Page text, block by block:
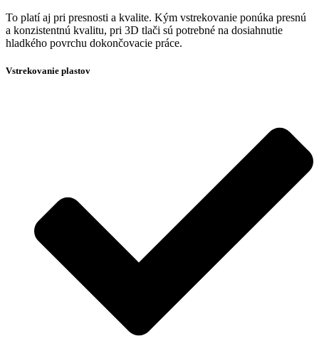
To platí aj pri presnosti a kvalite. Kým vstrekovanie ponúka presnú
a konzistentnú kvalitu, pri 3D tlači sú potrebné na dosiahnutie
hladkého povrchu dokončovacie práce.
Vstrekovanie plastov